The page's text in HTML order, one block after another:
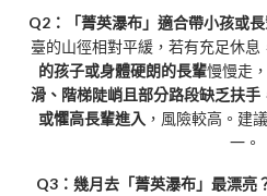
Q2：「菁英瀑布」適合帶小孩或長
臺的山徑相對平緩，若有充足休息
的孩子或身體硬朗的長輩慢慢走
滑、階梯陡峭且部分路段缺乏扶
或懼高長輩進入 ，風險較高。建
一。
Q3：幾月去「菁英瀑布」最漂亮